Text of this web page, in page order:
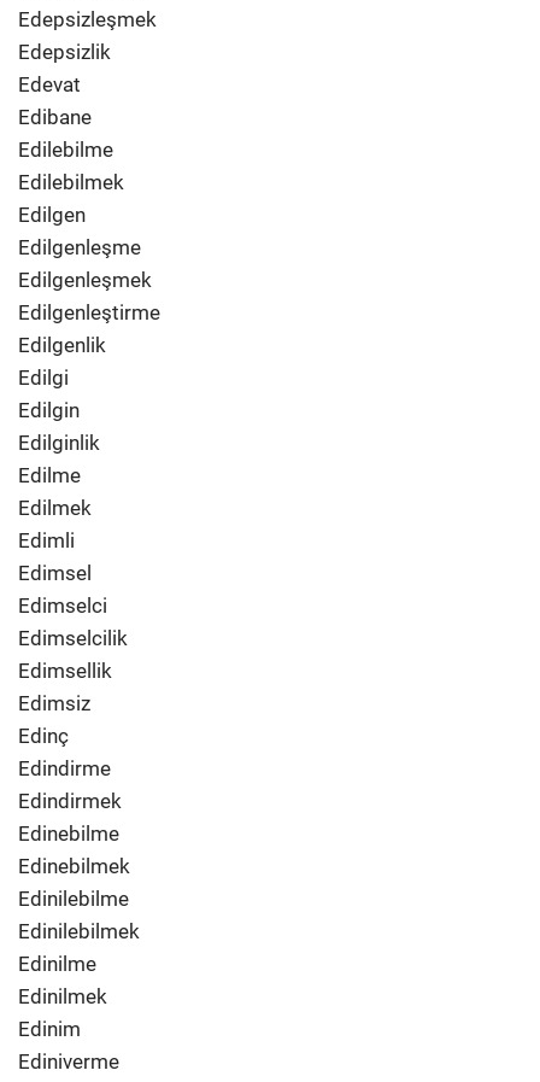
Edepsizleşmek
Edepsizlik
Edevat
Edibane
Edilebilme
Edilebilmek
Edilgen
Edilgenleşme
Edilgenleşmek
Edilgenleştirme
Edilgenlik
Edilgi
Edilgin
Edilginlik
Edilme
Edilmek
Edimli
Edimsel
Edimselci
Edimselcilik
Edimsellik
Edimsiz
Edinç
Edindirme
Edindirmek
Edinebilme
Edinebilmek
Edinilebilme
Edinilebilmek
Edinilme
Edinilmek
Edinim
Ediniverme